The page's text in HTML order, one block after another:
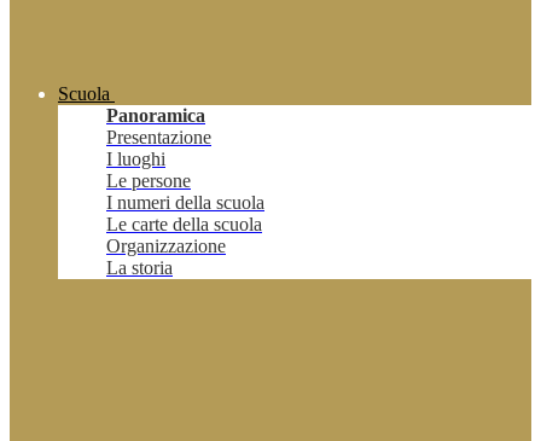
Scuola
Panoramica
Presentazione
I luoghi
Le persone
I numeri della scuola
Le carte della scuola
Organizzazione
La storia